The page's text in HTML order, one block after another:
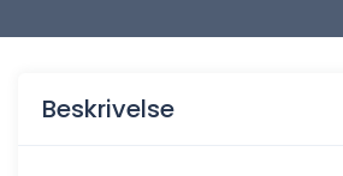
Beskrivelse